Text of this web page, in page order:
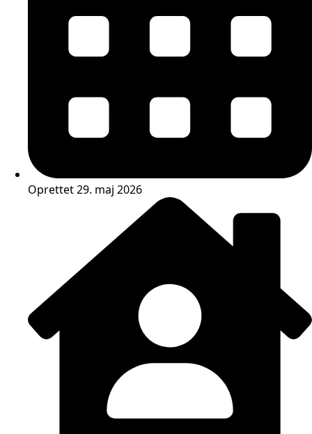
Oprettet 29. maj 2026